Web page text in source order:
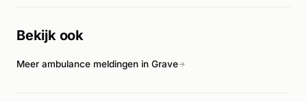
Bekijk ook
Meer ambulance meldingen in Grave→